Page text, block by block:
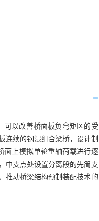
可以改善桥面板负弯矩区的受
连续的钢混组合梁桥，设计制
面上模拟单轮重轴荷载进行逐
中支点处设置分离段的先简支
推动桥梁结构预制装配技术的